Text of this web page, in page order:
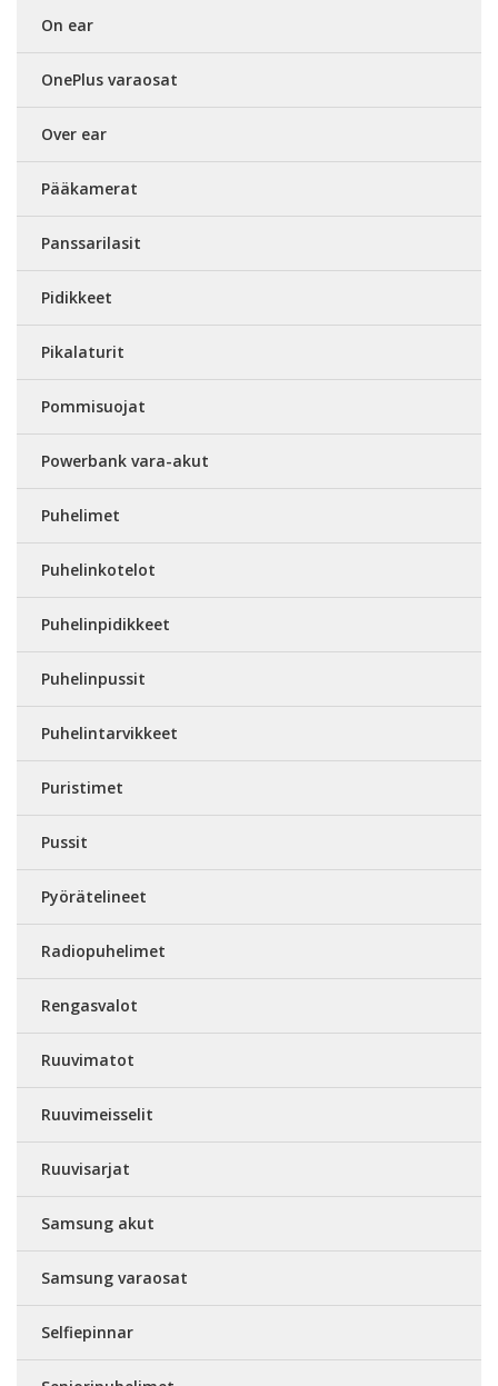
On ear
OnePlus varaosat
Over ear
Pääkamerat
Panssarilasit
Pidikkeet
Pikalaturit
Pommisuojat
Powerbank vara-akut
Puhelimet
Puhelinkotelot
Puhelinpidikkeet
Puhelinpussit
Puhelintarvikkeet
Puristimet
Pussit
Pyörätelineet
Radiopuhelimet
Rengasvalot
Ruuvimatot
Ruuvimeisselit
Ruuvisarjat
Samsung akut
Samsung varaosat
Selfiepinnar